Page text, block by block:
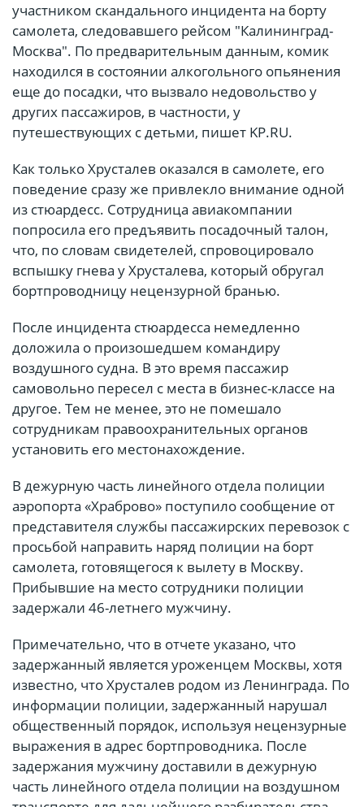
участником скандального инцидента на борту
самолета, следовавшего рейсом "Калининград-
Москва". По предварительным данным, комик
находился в состоянии алкогольного опьянения
еще до посадки, что вызвало недовольство у
других пассажиров, в частности, у
путешествующих с детьми, пишет KP.RU.
Как только Хрусталев оказался в самолете, его
поведение сразу же привлекло внимание одной
из стюардесс. Сотрудница авиакомпании
попросила его предъявить посадочный талон,
что, по словам свидетелей, спровоцировало
вспышку гнева у Хрусталева, который обругал
бортпроводницу нецензурной бранью.
После инцидента стюардесса немедленно
доложила о произошедшем командиру
воздушного судна. В это время пассажир
самовольно пересел с места в бизнес-классе на
другое. Тем не менее, это не помешало
сотрудникам правоохранительных органов
установить его местонахождение.
В дежурную часть линейного отдела полиции
аэропорта «Храброво» поступило сообщение от
представителя службы пассажирских перевозок с
просьбой направить наряд полиции на борт
самолета, готовящегося к вылету в Москву.
Прибывшие на место сотрудники полиции
задержали 46-летнего мужчину.
Примечательно, что в отчете указано, что
задержанный является уроженцем Москвы, хотя
известно, что Хрусталев родом из Ленинграда. По
информации полиции, задержанный нарушал
общественный порядок, используя нецензурные
выражения в адрес бортпроводника. После
задержания мужчину доставили в дежурную
часть линейного отдела полиции на воздушном